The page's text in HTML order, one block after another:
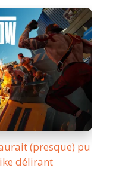
(presque) pu
délirant